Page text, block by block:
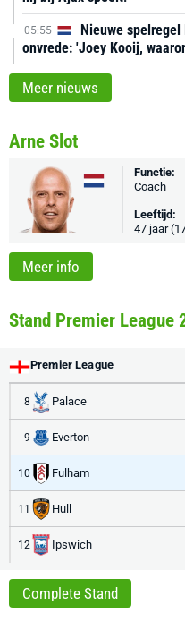
05:55
Nieuwe
onvrede: 'Joey Kooij,
Meer nieuws
Arne Slot
Functie:
Coach
Leeftijd:
47 jaar
Meer info
Stand Premier League
Premier League
8 Palace
9 Everton
10 Fulham
11 Hull
12 Ipswich
Complete Stand